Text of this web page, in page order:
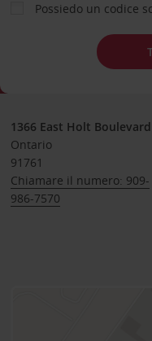
Possiedo un codice
1366 East Holt Boulevard
Ontario
91761
Chiamare il numero: 909-
986-7570